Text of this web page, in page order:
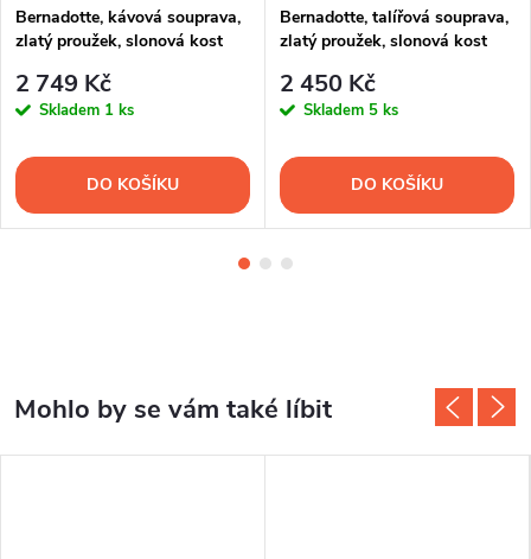
Bernadotte, kávová souprava,
zlatý proužek, slonová kost
2 749 Kč
Skladem 1 ks
DO KOŠÍKU
Bernadotte, talířová souprava,
zlatý proužek, slonová kost
2 450 Kč
Skladem 5 ks
DO KOŠÍKU